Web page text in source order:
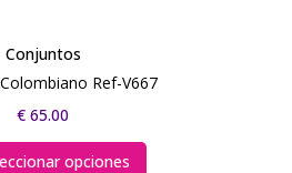
Conjuntos
Ref-V667
€ 65.00
opciones